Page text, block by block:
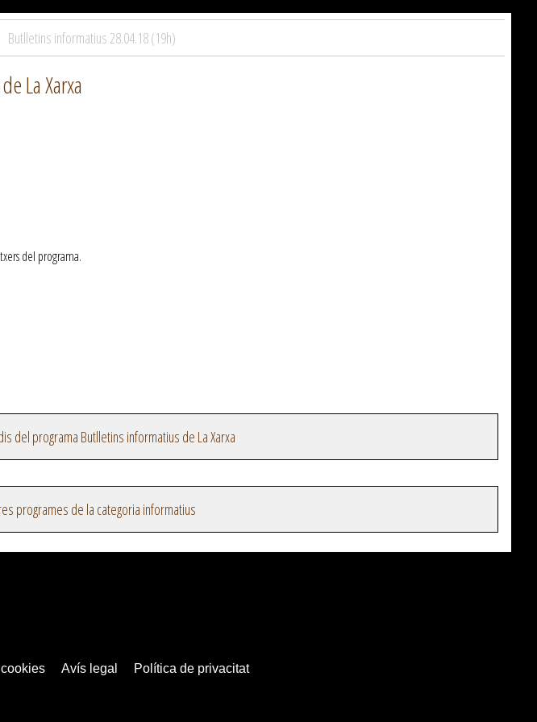
Butlletins informatius 28.04.18 (19h)
La Xarxa
del programa.
del programa Butlletins informatius de La Xarxa
programes de la categoria informatius
Avís legal Política de privacitat